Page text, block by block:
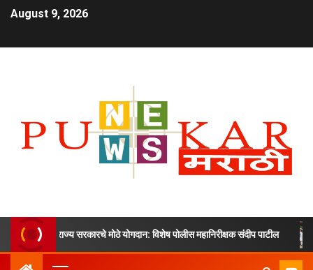
August 9, 2026
राज्य सरकारचे मोठे योगदान: विशेष पोलीस महानिरीक्षक संदीप पाटील